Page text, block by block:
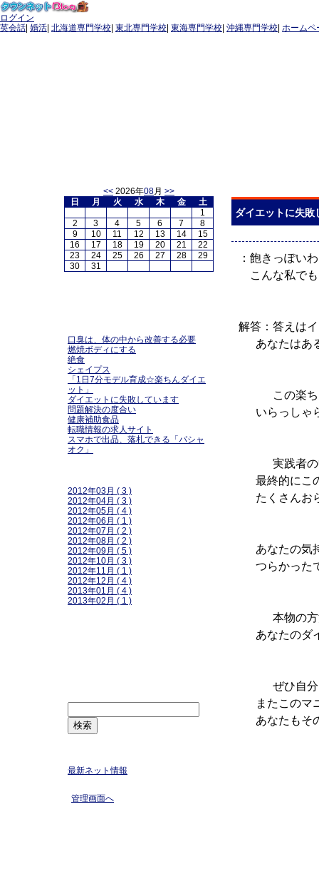
ログイン
英会話 婚活 北海道専門学校 東北専門学校 東海専門学校 沖縄専門学校 ホームペ
ダイエットに失敗
：飽きっぽい
こんな私でも
解答：答えは
あなたはあ
この楽ちん
いらっしゃ
実践者の中
最終的にこ
たくさんお
あなたの気
つらかった
本物の方法
あなたのダ
ぜひ自分と
またこのマ
あなたもそ
<< 2026年08月 >>
日
月 火 水 木 金
土
1
2
3 4 5 6 7
8
9
10 11 12 13 14
15
16
17 18 19 20 21
22
23
24 25 26 27 28
29
30
31
口臭は、体の中から改善する必要
燃焼ボディにする
絶食
シェイプス
「1日7分モデル育成☆楽ちんダイエ
ット」
ダイエットに失敗しています
問題解決の度合い
健康補助食品
転職情報の求人サイト
スマホで出品、落札できる「パシャ
オク」
2012年03月 ( 3 )
2012年04月 ( 3 )
2012年05月 ( 4 )
2012年06月 ( 1 )
2012年07月 ( 2 )
2012年08月 ( 2 )
2012年09月 ( 5 )
2012年10月 ( 3 )
2012年11月 ( 1 )
2012年12月 ( 4 )
2013年01月 ( 4 )
2013年02月 ( 1 )
最新ネット情報
管理画面へ